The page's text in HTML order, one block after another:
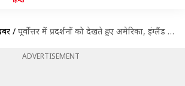
/ पूर्वोत्तर में प्रदर्शनों को देखते हुए अमेरिका, इंग्लैंड ने अपने नागरिकों के लिए जारी की एडवायजरी
ADVERTISEMENT